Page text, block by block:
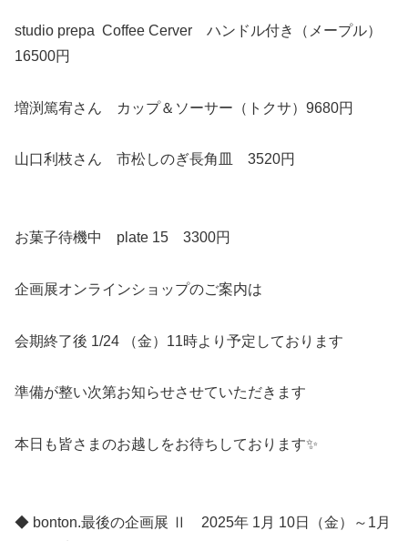
studio prepa Coffee Cerver ハンドル付き（メープル）
16500円
増渕篤宥さん カップ＆ソーサー（トクサ）9680円
山口利枝さん 市松しのぎ長角皿 3520円
お菓子待機中 plate 15 3300円
企画展オンラインショップのご案内は
会期終了後 1/24 （金）11時より予定しております
準備が整い次第お知らせさせていただきます
本日も皆さまのお越しをお待ちしております✨
◆ bonton.最後の企画展 Ⅱ 2025年 1月 10日（金）～1月